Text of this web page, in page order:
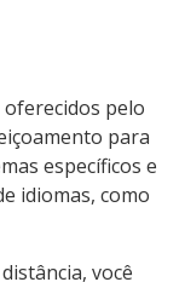
pelo
para
específicos e
idiomas, como
você